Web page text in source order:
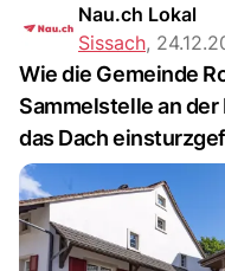
Nau.ch Lokal
Sissach,
Wie die Gemeinde
Sammelstelle an
das Dach